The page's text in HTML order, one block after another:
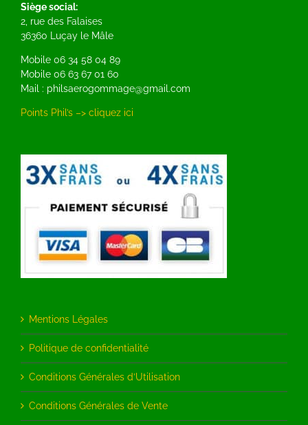
Siège social:
2, rue des Falaises
36360 Luçay le Mâle
Mobile 06 34 58 04 89
Mobile 06 63 67 01 60
Mail : philsaerogommage@gmail.com
Points Phil’s –> cliquez ici
Mentions Légales
Politique de confidentialité
Conditions Générales d’Utilisation
Conditions Générales de Vente